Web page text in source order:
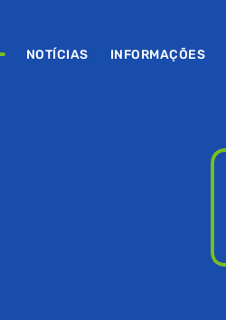
NOTÍCIAS INFORMAÇÕES